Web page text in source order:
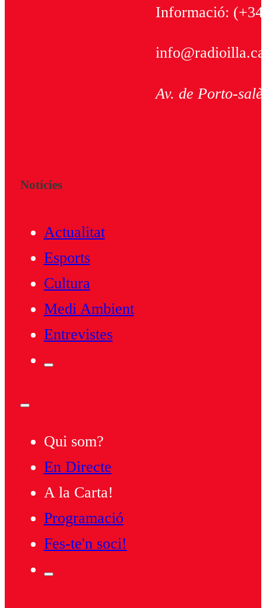
Informació:
Av. de Porto-
Notícies
Actualitat
Esports
Cultura
Medi Ambient
Entrevistes
Qui som?
En Directe
A la Carta!
Programació
Fes-te'n soci!